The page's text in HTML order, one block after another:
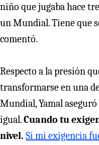
niño que jugaba hace
un Mundial. Tiene que
comentó.
Respecto a la presión
transformarse en una
Mundial, Yamal aseguró
igual.Cuando tu
nivel. Si mi exigencia